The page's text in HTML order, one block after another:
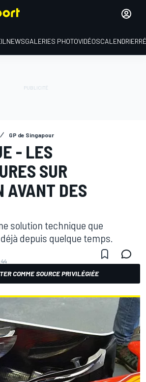
NEWSGALERIES PHOTOVIDÉOSCALENDRIER
GP de Singapour
- LES
SUR
AVANT DES
solution technique que
depuis quelque temps.
COMME SOURCE PRIVILÉGIÉE